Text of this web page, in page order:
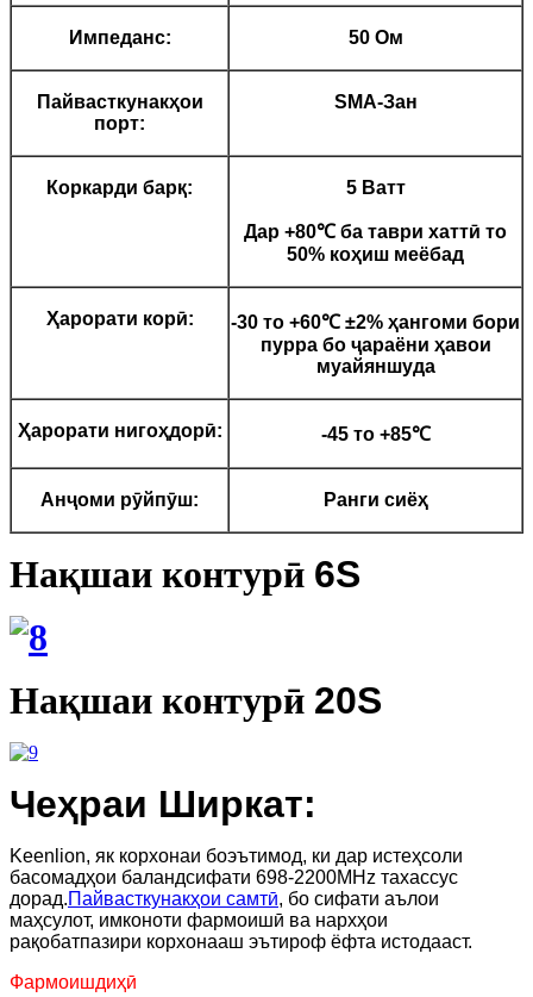
Импеданс: 50 Ом
Пайвасткунакҳои
порт:
SMA-Зан
Коркарди барқ: 5 Ватт
Дар +80℃ ба таври хаттӣ то
50% коҳиш меёбад
Ҳарорати корӣ:
-30 то +60℃ ±2% ҳангоми бори
пурра бо ҷараёни ҳавои
муайяншуда
Ҳарорати нигоҳдорӣ: -45 то +85℃
Анҷоми рӯйпӯш: Ранги сиёҳ
Нақшаи контурӣ 6S
Нақшаи контурӣ 20S
Чеҳраи Ширкат:
Keenlion, як корхонаи боэътимод, ки дар истеҳсоли
басомадҳои баландсифати 698-2200MHz тахассус
дорад.Пайвасткунакҳои самтӣ, бо сифати аълои
маҳсулот, имконоти фармоишӣ ва нархҳои
рақобатпазири корхонааш эътироф ёфта истодааст.
Фармоишдиҳӣ